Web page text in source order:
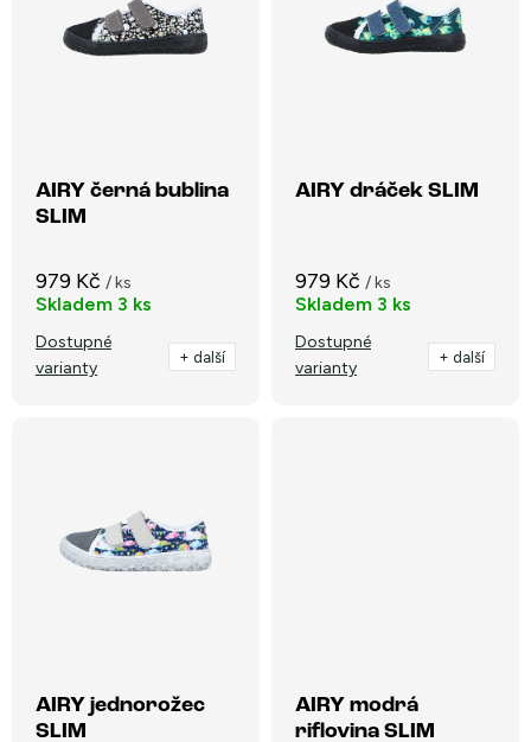
Nejprodávanější
AIRY černá bublina
SLIM
979 Kč / ks
Skladem 3 ks
Dostupné
varianty
+ další
AIRY dráček SLIM
979 Kč / ks
Skladem 3 ks
Dostupné
varianty
+ další
AIRY jednorožec
SLIM
AIRY modrá
riflovina SLIM